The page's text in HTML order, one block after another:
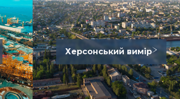
Херсонський вимір